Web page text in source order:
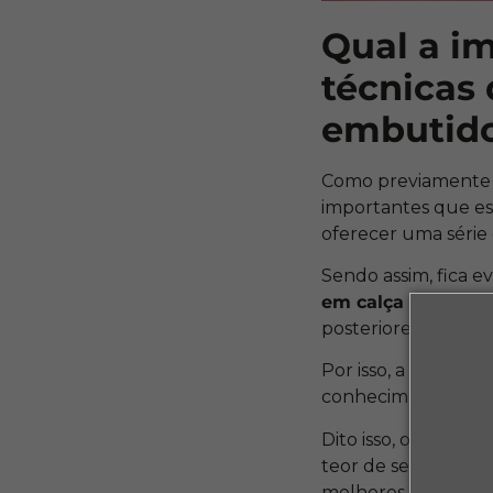
Qual a
técnicas
Como
importantes que
oferecer uma série
Sendo assim, fica
em calça
de
posteriores ao
Por isso, a melhor
conhecimentos
Dito isso, os cursos
teor de segurança